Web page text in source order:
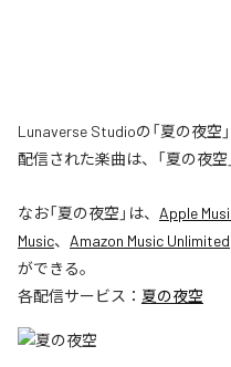
Lunaverse Studioの「夏の夜
配信された楽曲は、「夏の夜空
なお「夏の夜空 」は、 Apple
Music、 Amazon Music Unlimited
ができる。
各配信サービス： 夏の夜空